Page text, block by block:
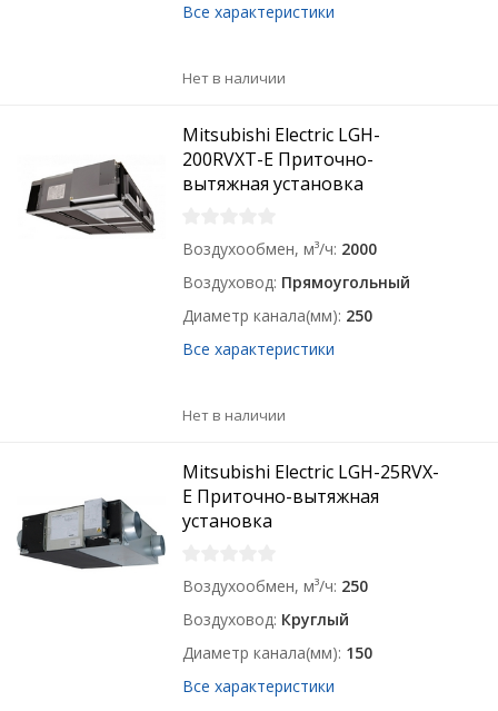
Все характеристики
Нет в наличии
Mitsubishi Electric LGH-
200RVXT-E Приточно-
вытяжная установка
Воздухообмен, м³/ч 2000
Воздуховод Прямоугольный
Диаметр канала(мм) 250
Все характеристики
Нет в наличии
Mitsubishi Electric LGH-25RVX-
E Приточно-вытяжная
установка
Воздухообмен, м³/ч 250
Воздуховод Круглый
Диаметр канала(мм) 150
Все характеристики